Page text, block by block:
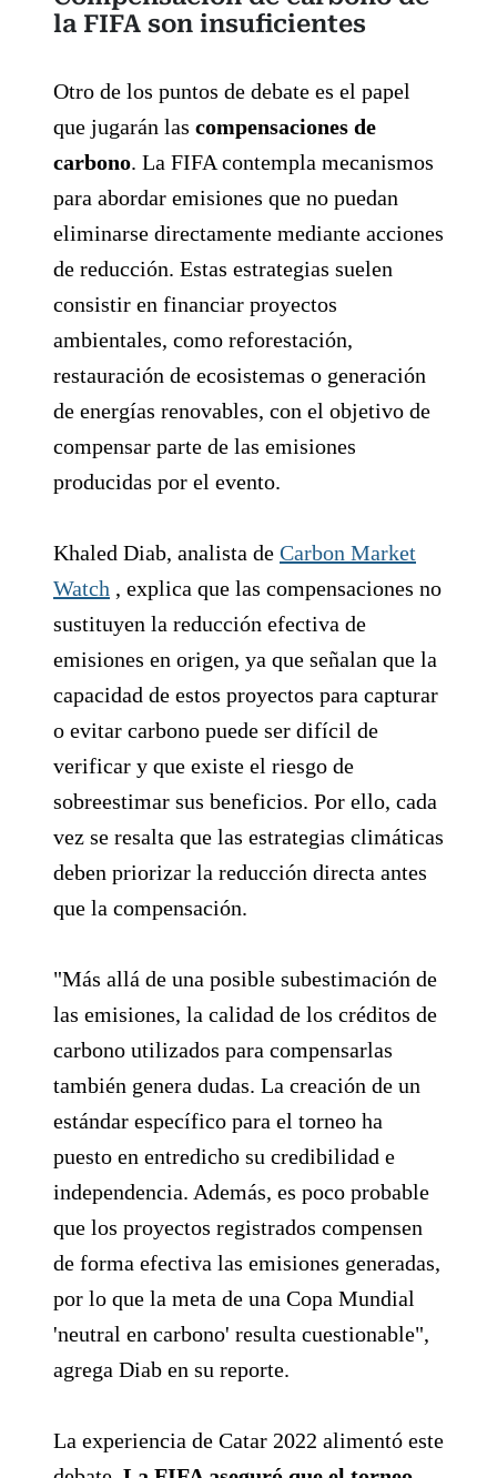
la FIFA son insuficientes
Otro de los puntos de debate es el papel
que jugarán las compensaciones de
carbono. La FIFA contempla mecanismos
para abordar emisiones que no puedan
eliminarse directamente mediante acciones
de reducción. Estas estrategias suelen
consistir en financiar proyectos
ambientales, como reforestación,
restauración de ecosistemas o generación
de energías renovables, con el objetivo de
compensar parte de las emisiones
producidas por el evento.
Khaled Diab, analista de Carbon Market
Watch , explica que las compensaciones no
sustituyen la reducción efectiva de
emisiones en origen, ya que señalan que la
capacidad de estos proyectos para capturar
o evitar carbono puede ser difícil de
verificar y que existe el riesgo de
sobreestimar sus beneficios. Por ello, cada
vez se resalta que las estrategias climáticas
deben priorizar la reducción directa antes
que la compensación.
"Más allá de una posible subestimación de
las emisiones, la calidad de los créditos de
carbono utilizados para compensarlas
también genera dudas. La creación de un
estándar específico para el torneo ha
puesto en entredicho su credibilidad e
independencia. Además, es poco probable
que los proyectos registrados compensen
de forma efectiva las emisiones generadas,
por lo que la meta de una Copa Mundial
'neutral en carbono' resulta cuestionable",
agrega Diab en su reporte.
La experiencia de Catar 2022 alimentó este